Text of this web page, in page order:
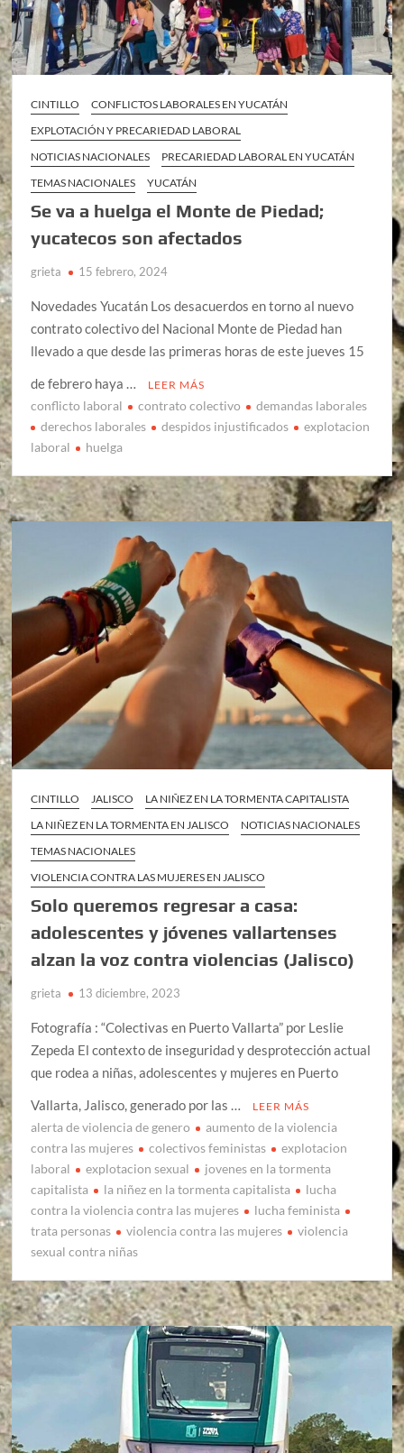
CINTILLO
CONFLICTOS LABORALES EN YUCATÁN
EXPLOTACIÓN Y PRECARIEDAD LABORAL
NOTICIAS NACIONALES
PRECARIEDAD LABORAL EN YUCATÁN
TEMAS NACIONALES
YUCATÁN
Se va a huelga el Monte de Piedad;
yucatecos son afectados
grieta 15 febrero, 2024
Novedades Yucatán Los desacuerdos en torno al nuevo
contrato colectivo del Nacional Monte de Piedad han
llevado a que desde las primeras horas de este jueves 15
de febrero haya …
LEER MÁS
conflicto laboral contrato colectivo
demandas laborales
derechos laborales
despidos injustificados
explotacion
laboral
huelga
CINTILLO JALISCO
LA NIÑEZ EN LA TORMENTA CAPITALISTA
LA NIÑEZ EN LA TORMENTA EN JALISCO
NOTICIAS NACIONALES
TEMAS NACIONALES
VIOLENCIA CONTRA LAS MUJERES EN JALISCO
Solo queremos regresar a casa:
adolescentes y jóvenes vallartenses
alzan la voz contra violencias (Jalisco)
grieta 13 diciembre, 2023
Fotografía : “Colectivas en Puerto Vallarta” por Leslie
Zepeda El contexto de inseguridad y desprotección actual
que rodea a niñas, adolescentes y mujeres en Puerto
Vallarta, Jalisco, generado por las …
LEER MÁS
alerta de violencia de genero
aumento de la violencia
contra las mujeres
colectivos feministas
explotacion
laboral
explotacion sexual
jovenes en la tormenta
capitalista
la niñez en la tormenta capitalista
lucha
contra la violencia contra las mujeres
lucha feminista
trata personas
violencia contra las mujeres
violencia
sexual contra niñas